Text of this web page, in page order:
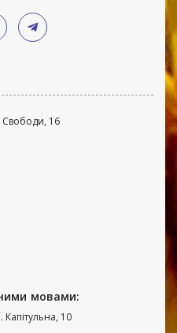
Свободи, 16
мовами:
10